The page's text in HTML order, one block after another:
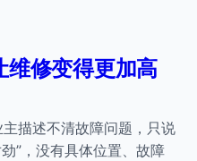
维修变得更加高
描述不清故障问题，只说
”，没有具体位置、故障